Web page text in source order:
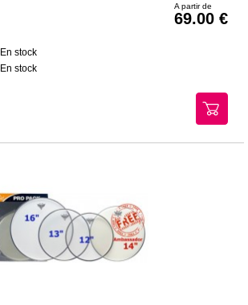
A partir de
69.00
En stock
En stock